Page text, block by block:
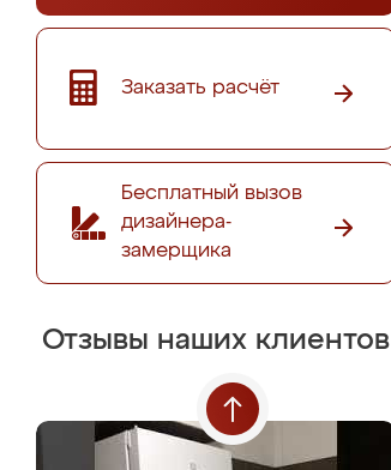
Заказать расчёт
Бесплатный вызов
дизайнера-
замерщика
Отзывы наших клиентов